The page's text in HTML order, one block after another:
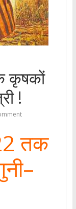
कृषकों
!
तक